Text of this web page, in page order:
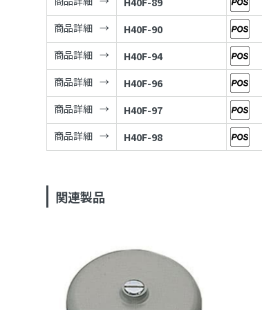
商品詳細
H40F-90
商品詳細
H40F-94
商品詳細
H40F-96
商品詳細
H40F-97
商品詳細
H40F-98
関連製品